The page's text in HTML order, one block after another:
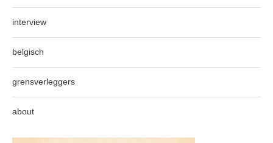
interview
belgisch
grensverleggers
about